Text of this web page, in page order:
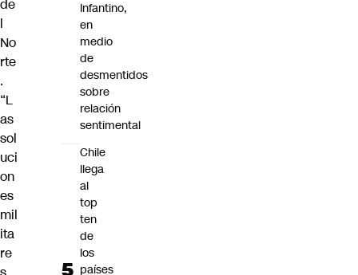
de
l
No
rte
.
“L
as
sol
uci
on
es
mil
ita
re
Infantino,
en
medio
de
desmentidos
sobre
relación
sentimental
Chile
llega
al
top
ten
de
los
países